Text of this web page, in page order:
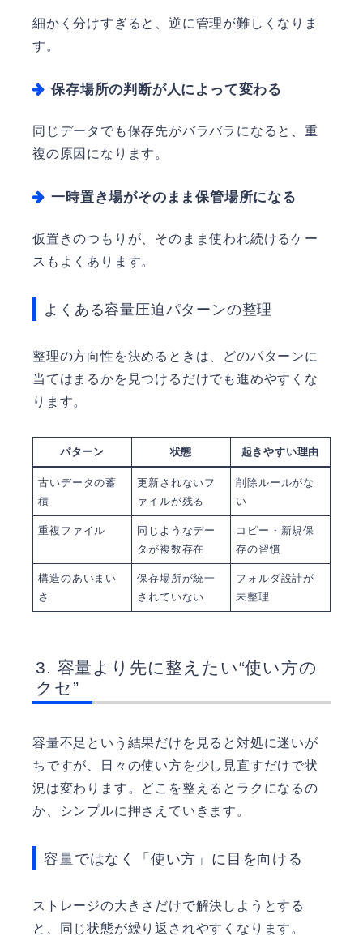
細かく分けすぎると、逆に管理が難しくなりま
す。
保存場所の判断が人によって変わる
同じデータでも保存先がバラバラになると、重
複の原因になります。
一時置き場がそのまま保管場所になる
仮置きのつもりが、そのまま使われ続けるケー
スもよくあります。
よくある容量圧迫パターンの整理
整理の方向性を決めるときは、どのパターンに
当てはまるかを見つけるだけでも進めやすくな
ります。
パターン 状態 起きやすい理由
古いデータの蓄
積
更新されないフ
ァイルが残る
削除ルールがな
い
重複ファイル
同じようなデー
タが複数存在
コピー・新規保
存の習慣
構造のあいまい
さ
保存場所が統一
されていない
フォルダ設計が
未整理
容量より先に整えたい“使い方の
クセ”
容量不足という結果だけを見ると対処に迷いが
ちですが、日々の使い方を少し見直すだけで状
況は変わります。どこを整えるとラクになるの
か、シンプルに押さえていきます。
容量ではなく「使い方」に目を向ける
ストレージの大きさだけで解決しようとする
と、同じ状態が繰り返されやすくなります。